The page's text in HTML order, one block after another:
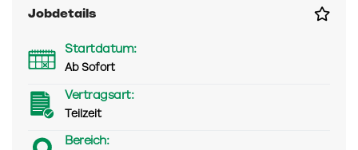
Jobdetails
Startdatum:
Ab Sofort
Vertragsart:
Teilzeit
Bereich: